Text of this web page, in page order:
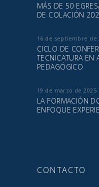
MÁS DE 50
DE COLACIÓN
16 de septiembre de
CICLO DE
TECNICATURA EN
PEDAGÓGICO
19 de marzo de 2025
LA FORMACIÓN
ENFOQUE
CONTACTO